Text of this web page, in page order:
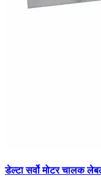
डेल्टा सर्वो मोटर चालक